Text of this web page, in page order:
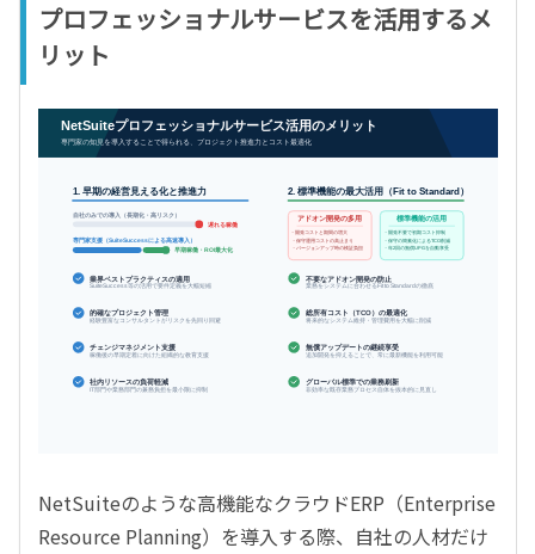
プロフェッショナルサービスを活用するメ
リット
NetSuiteプロフェッショナルサービス活用のメリット
専門家の知見を導入することで得られる、プロジェクト推進力とコスト最適化
1. 早期の経営見える化と推進力
自社のみでの導入（長期化・高リスク）
遅れる稼働
専門家支援（SuiteSuccessによる高速導入）
早期稼働・ROI最大化
業界ベストプラクティスの適用
SuiteSuccess等の活用で要件定義を大幅短縮
的確なプロジェクト管理
経験豊富なコンサルタントがリスクを先回り回避
チェンジマネジメント支援
稼働後の早期定着に向けた組織的な教育支援
社内リソースの負荷軽減
IT部門や業務部門の兼務負担を最小限に抑制
2. 標準機能の最大活用（Fit to Standard）
アドオン開発の多用
・開発コストと期間の増大
・保守運用コストの高止まり
・バージョンアップ時の検証負担
標準機能の活用
・開発不要で初期コスト抑制
・保守の簡素化によるTCO削減
・年2回の無償UPGを自動享受
不要なアドオン開発の防止
業務をシステムに合わせるFit to Standardの徹底
総所有コスト（TCO）の最適化
将来的なシステム維持・管理費用を大幅に削減
無償アップデートの継続享受
追加開発を抑えることで、常に最新機能を利用可能
グローバル標準での業務刷新
非効率な既存業務プロセス自体を抜本的に見直し
NetSuiteのような高機能なクラウドERP（Enterprise
Resource Planning）を導入する際、自社の人材だけ